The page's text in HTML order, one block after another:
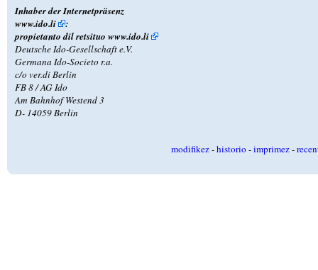
Inhaber der Internetpräsenz
www.ido.li
:
propietanto dil retsituo www.ido.li
Deutsche Ido-Gesellschaft e.V.
Germana Ido-Societo r.a.
c/o ver.di Berlin
FB 8 / AG Ido
Am Bahnhof Westend 3
D- 14059 Berlin
modifikez-historio-imprimez-